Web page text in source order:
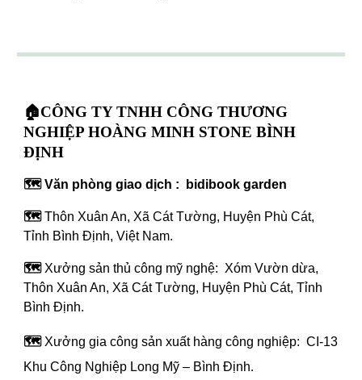
🏠CÔNG TY TNHH CÔNG THƯƠNG
NGHIỆP HOÀNG MINH STONE BÌNH
ĐỊNH
🗺️ Văn phòng giao dịch : bidibook garden
🗺️Thôn Xuân An, Xã Cát Tường, Huyện Phù Cát,
Tỉnh Bình Định, Việt Nam.
🗺️ Xưởng sản thủ công mỹ nghệ: Xóm Vườn dừa,
Thôn Xuân An, Xã Cát Tường, Huyện Phù Cát, Tỉnh
Bình Định.
🗺️ Xưởng gia công sản xuất hàng công nghiệp: CI-13
Khu Công Nghiệp Long Mỹ – Bình Định.